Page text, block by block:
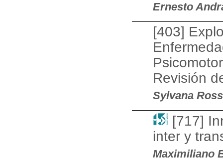
Ernesto
[403]
Revisión
Sylvana
[717]
inter y
Maximiliano